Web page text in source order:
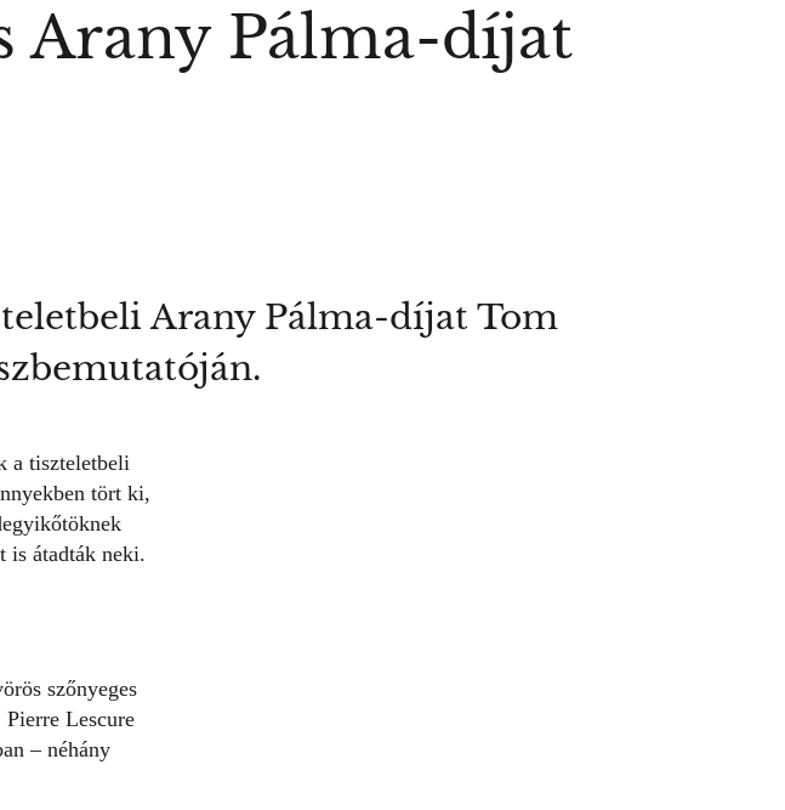
Arany Pálma-díjat
Arany Pálma-díjat Tom
a tiszteletbeli
tört ki,
is átadták neki.
szőnyeges
Lescure
– néhány